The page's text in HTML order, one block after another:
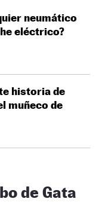
neumático
eléctrico?
historia de
muñeco de
de Gata